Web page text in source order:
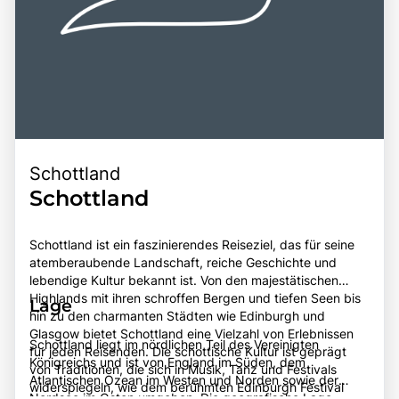
Schottland
Schottland
Schottland ist ein faszinierendes Reiseziel, das für seine
atemberaubende Landschaft, reiche Geschichte und
lebendige Kultur bekannt ist. Von den majestätischen
Highlands mit ihren schroffen Bergen und tiefen Seen bis
hin zu den charmanten Städten wie Edinburgh und
Glasgow bietet Schottland eine Vielzahl von Erlebnissen
für jeden Reisenden. Die schottische Kultur ist geprägt
von Traditionen, die sich in Musik, Tanz und Festivals
widerspiegeln, wie dem berühmten Edinburgh Festival
Lage
Schottland liegt im nördlichen Teil des Vereinigten
Königreichs und ist von England im Süden, dem
Atlantischen Ozean im Westen und Norden sowie der